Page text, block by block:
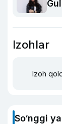
Izohlar
Izoh
So‘nggi